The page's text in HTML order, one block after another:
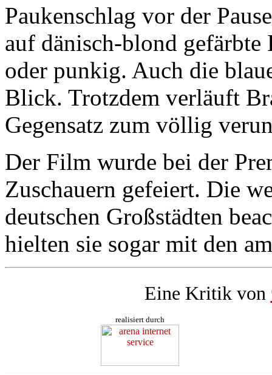
Paukenschlag vor der
auf dänisch-blond
oder punkig. Auch die
Blick. Trotzdem verläuft
Gegensatz zum völlig
Der Film wurde bei der
Zuschauern gefeiert. Die
deutschen Großstädten
hielten sie sogar mit den
Eine Kritik von
realisiert durch